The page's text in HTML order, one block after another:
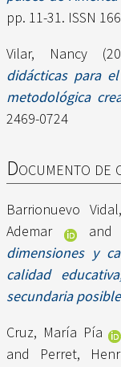
pp. 11-31. ISSN
Vilar, Nancy
didácticas para
metodológica
2469-0724
Documento de
Barrionuevo
Ademar
and
dimensiones y
calidad
secundaria
Cruz, María Pía
and Perret,